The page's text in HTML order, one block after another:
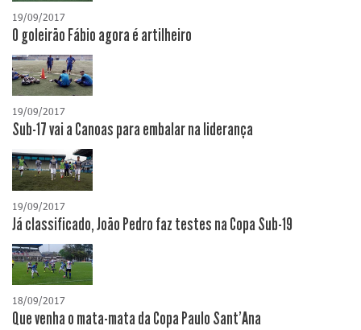
19/09/2017
O goleirão Fábio agora é artilheiro
19/09/2017
Sub-17 vai a Canoas para embalar na liderança
19/09/2017
Já classificado, João Pedro faz testes na Copa Sub-19
18/09/2017
Que venha o mata-mata da Copa Paulo Sant'Ana